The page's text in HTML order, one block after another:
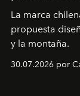
La marca
propuesta
y la montaña.
30.07.2026 por